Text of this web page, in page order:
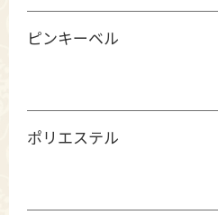
ピンキーベル
ポリエステル